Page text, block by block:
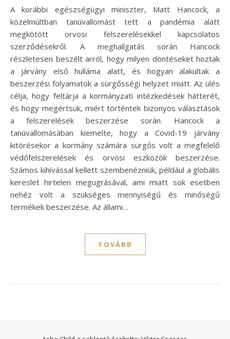
A korábbi egészségügyi miniszter, Matt Hancock, a
közelmúltban tanúvallomást tett a pandémia alatt
megkötött orvosi felszerelésekkel kapcsolatos
szerződésekről. A meghallgatás során Hancock
részletesen beszélt arról, hogy milyen döntéseket hoztak
a járvány első hulláma alatt, és hogyan alakultak a
beszerzési folyamatok a sürgősségi helyzet miatt. Az ülés
célja, hogy feltárja a kormányzati intézkedések hátterét,
és hogy megértsük, miért történtek bizonyos választások
a felszerelések beszerzése során. Hancock a
tanúvallomásában kiemelte, hogy a Covid-19 járvány
kitörésekor a kormány számára sürgős volt a megfelelő
védőfelszerelések és orvosi eszközök beszerzése.
Számos kihívással kellett szembenézniük, például a globális
kereslet hirtelen megugrásával, ami miatt sok esetben
nehéz volt a szükséges mennyiségű és minőségű
termékek beszerzése. Az állami…
TOVÁBB